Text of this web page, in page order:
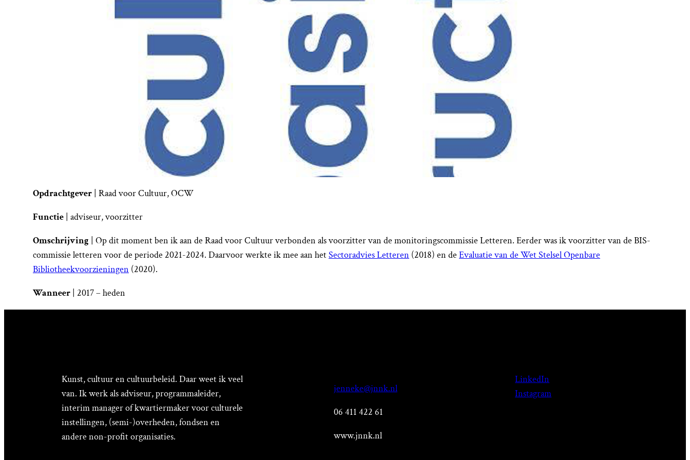
Opdrachtgever | Raad voor Cultuur, OCW
Functie | adviseur, voorzitter
Omschrijving | Op dit moment ben ik aan de Raad voor Cultuur verbonden als voorzitter van de monitoringscommissie Letteren. Eerder was ik voorzitter van de BIS-
commissie letteren voor de periode 2021-2024. Daarvoor werkte ik mee aan hetSectoradvies Letteren (2018) en de Evaluatie van de Wet Stelsel Openbare
Bibliotheekvoorzieningen (2020).
Wanneer | 2017 – heden
Kunst, cultuur en cultuurbeleid. Daar weet ik veel
van. Ik werk als adviseur, programmaleider,
interim manager of kwartiermaker voor culturele
instellingen, (semi-)overheden, fondsen en
andere non-profit organisaties.
jenneke@jnnk.nl
06 411 422 61
www.jnnk.nl
LinkedIn
Instagram